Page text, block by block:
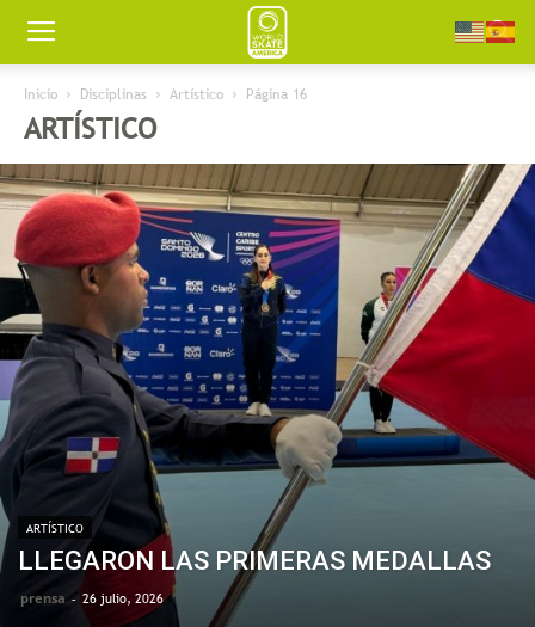
Worldskate
America
Inicio Disciplinas Artístico Página 16
ARTÍSTICO
ARTÍSTICO
LLEGARON LAS PRIMERAS MEDALLAS
prensa - 26 julio, 2026